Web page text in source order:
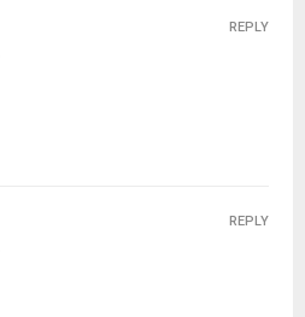
REPLY
REPLY